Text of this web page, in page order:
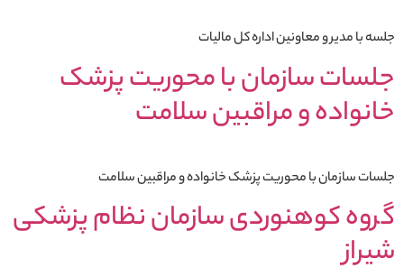
جلسه با مدیر و معاونین اداره کل مالیات
جلسات سازمان با محوریت پزشک
خانواده و مراقبین سلامت
جلسات سازمان با محوریت پزشک خانواده و مراقبین سلامت
گروه کوهنوردی سازمان نظام پزشکی
شیراز